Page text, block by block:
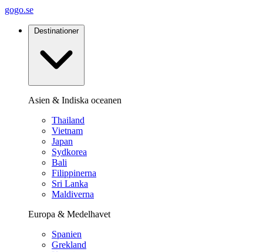
gogo.se
Destinationer
Asien & Indiska oceanen
Thailand
Vietnam
Japan
Sydkorea
Bali
Filippinerna
Sri Lanka
Maldiverna
Europa & Medelhavet
Spanien
Grekland